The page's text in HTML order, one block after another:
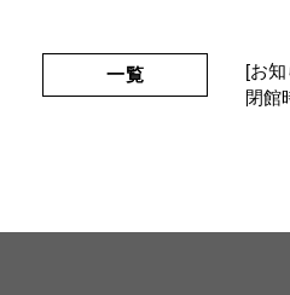
一覧
[お知
閉館